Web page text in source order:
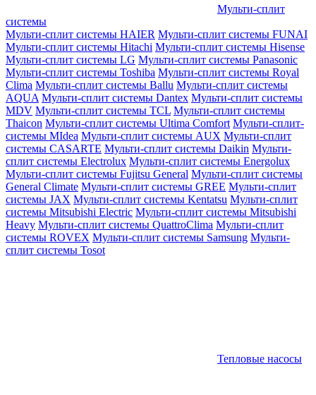
Мульти-сплит
системы
Мульти-сплит системы HAIER Мульти-сплит системы FUNAI
Мульти-сплит системы Hitachi Мульти-сплит системы Hisense
Мульти-сплит системы LG Мульти-сплит системы Panasonic
Мульти-сплит системы Toshiba Мульти-сплит системы Royal
Clima Мульти-сплит системы Ballu Мульти-сплит системы
AQUA Мульти-сплит системы Dantex Мульти-сплит системы
MDV Мульти-сплит системы TCL Мульти-сплит системы
Thaicon Мульти-сплит системы Ultima Comfort Мульти-сплит-
системы MIdea Мульти-сплит системы AUX Мульти-сплит
системы CASARTE Мульти-сплит системы Daikin Мульти-
сплит системы Electrolux Мульти-сплит системы Energolux
Мульти-сплит системы Fujitsu General Мульти-сплит системы
General Climate Мульти-сплит системы GREE Мульти-сплит
системы JAX Мульти-сплит системы Kentatsu Мульти-сплит
системы Mitsubishi Electric Мульти-сплит системы Mitsubishi
Heavy Мульти-сплит системы QuattroClima Мульти-сплит
системы ROVEX Мульти-сплит системы Samsung Мульти-
сплит системы Tosot
Тепловые насосы